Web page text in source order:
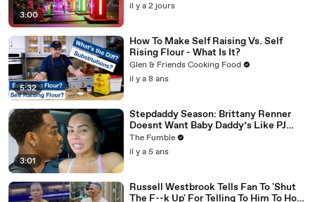
3:00
il y a 2 jours
5:32
How To Make Self Raising Vs. Self
Rising Flour - What Is It?
Glen & Friends Cooking Food
il y a 8 ans
3:01
Stepdaddy Season: Brittany Renner
Doesnt Want Baby Daddy’s Like PJ
Washington To Block Her Blessings
The Fumble
il y a 5 ans
Russell Westbrook Tells Fan To 'Shut
The F--k Up' For Telling To Him To How